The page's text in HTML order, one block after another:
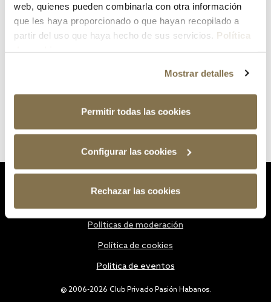
web, quienes pueden combinarla con otra información
que les haya proporcionado o que hayan recopilado a
partir del uso que haya hecho de sus servicios. Política
Mostrar detalles
Permitir todas las cookies
Configurar las cookies
Rechazar las cookies
@ 2006-2026 Club Privado Pasión Habanos.
Políticas de moderación
Política de cookies
Política de eventos